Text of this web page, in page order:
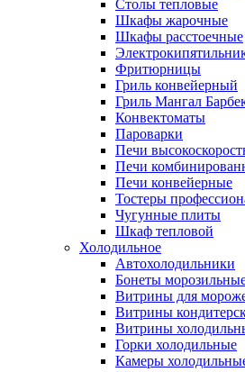
Столы тепловые
Шкафы жарочные
Шкафы расстоечные
Фритюрницы
Гриль конвейерный
Гриль Мангал
Конвектоматы
Пароварки
Печи
Печи
Печи конвейерные
Тостеры
Чугунные плиты
Шкаф тепловой
Холодильное
Автохолодильники
Бонеты
Витрины для
Витрины
Витрины
Горки холодильные
Камеры